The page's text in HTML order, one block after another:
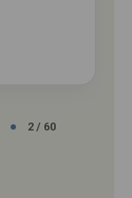
2 / 60